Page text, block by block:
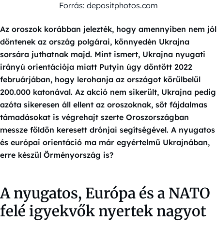
Forrás: depositphotos.com
Az oroszok korábban jelezték, hogy amennyiben nem jól
döntenek az ország polgárai, könnyedén Ukrajna
sorsára juthatnak majd. Mint ismert, Ukrajna nyugati
irányú orientációja miatt Putyin úgy döntött 2022
februárjában, hogy lerohanja az országot körülbelül
200.000 katonával. Az akció nem sikerült, Ukrajna pedig
azóta sikeresen áll ellent az oroszoknak, sőt fájdalmas
támadásokat is végrehajt szerte Oroszországban
messze földön keresett drónjai segítségével. A nyugatos
és európai orientáció ma már egyértelmű Ukrajnában,
erre készül Örményország is?
A nyugatos, Európa és a NATO
felé igyekvők nyertek nagyot